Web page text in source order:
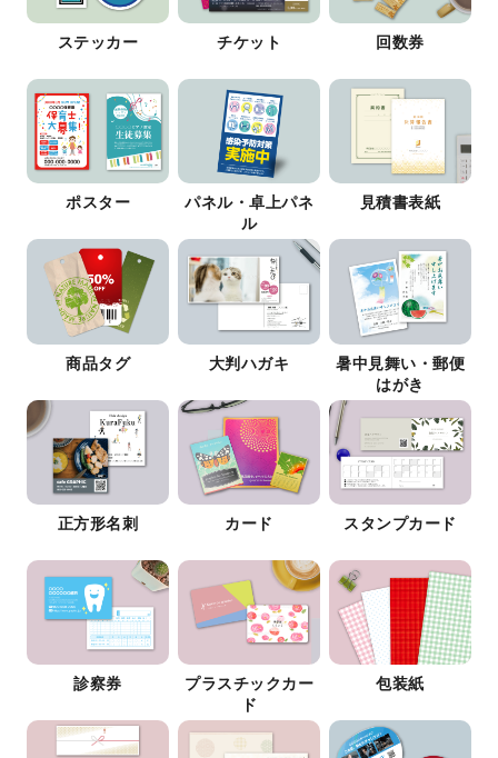
ステッカー チケット 回数券
ポスター
パネル・卓上パネ
ル
見積書表紙
商品タグ 大判ハガキ
暑中見舞い・郵便
はがき
正方形名刺 カード スタンプカード
診察券
プラスチックカー
ド
包装紙